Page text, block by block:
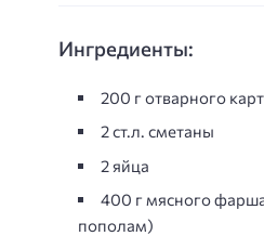
Ингредиенты:
200 г отварного
2 ст.л. сметаны
2 яйца
400 г мясного
пополам)